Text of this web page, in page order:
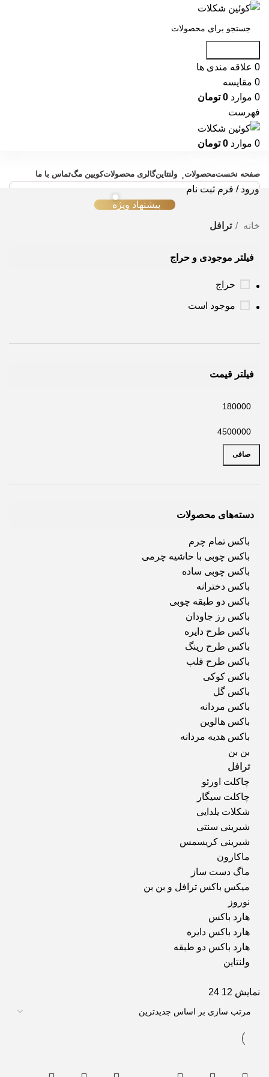
0 علاقه مندی ها
0 مقایسه
0 موارد 0 تومان
فهرست
0 موارد 0 تومان
صفحه نخستمحصولات ولنتاینگالری محصولاتکویین مگتماس با ما
ورود / فرم ثبت نام
پیشنهاد ویژه
خانه ترافل
فیلتر موجودی و حراج
حراج
موجود است
فیلتر قیمت
صافی
دسته‌های محصولات
باکس تمام چرم
باکس چوبی با حاشیه چرمی
باکس چوبی ساده
باکس دخترانه
باکس دو طبقه چوبی
باکس رز جاودان
باکس طرح دایره
باکس طرح رینگ
باکس طرح قلب
باکس کوکی
باکس گل
باکس مردانه
باکس هالوین
باکس هدیه مردانه
بن بن
ترافل
چاکلت اورئو
چاکلت سیگار
شکلات یلدایی
شیرینی سنتی
شیرینی کریسمس
ماکارون
ماگ دست ساز
میکس باکس ترافل و بن بن
نوروز
هارد باکس
هارد باکس دایره
هارد باکس دو طبقه
ولنتاین
نمایش 12
24